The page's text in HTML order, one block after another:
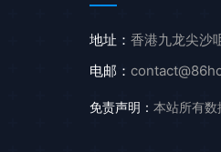
地址： 香港九龙尖沙
电邮：
免责声明： 本站所有数